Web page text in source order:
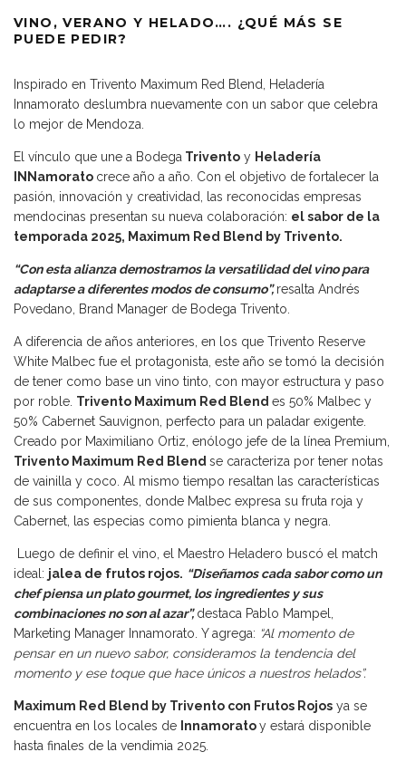
VINO, VERANO Y HELADO…. ¿QUÉ MÁS SE
PUEDE PEDIR?
Inspirado en Trivento Maximum Red Blend, Heladería
Innamorato deslumbra nuevamente con un sabor que celebra
lo mejor de Mendoza.
El vínculo que une a Bodega Trivento y Heladería
INNamorato crece año a año. Con el objetivo de fortalecer la
pasión, innovación y creatividad, las reconocidas empresas
mendocinas presentan su nueva colaboración: el sabor de la
temporada 2025, Maximum Red Blend by Trivento.
“Con esta alianza demostramos la versatilidad del vino para
adaptarse a diferentes modos de consumo”,resalta Andrés
Povedano, Brand Manager de Bodega Trivento.
A diferencia de años anteriores, en los que Trivento Reserve
White Malbec fue el protagonista, este año se tomó la decisión
de tener como base un vino tinto, con mayor estructura y paso
por roble. Trivento Maximum Red Blend es 50% Malbec y
50% Cabernet Sauvignon, perfecto para un paladar exigente.
Creado por Maximiliano Ortiz, enólogo jefe de la línea Premium,
Trivento Maximum Red Blend se caracteriza por tener notas
de vainilla y coco. Al mismo tiempo resaltan las características
de sus componentes, donde Malbec expresa su fruta roja y
Cabernet, las especias como pimienta blanca y negra.
Luego de definir el vino, el Maestro Heladero buscó el match
ideal: jalea de frutos rojos. “Diseñamos cada sabor como un
chef piensa un plato gourmet, los ingredientes y sus
combinaciones no son al azar”,destaca Pablo Mampel,
Marketing Manager Innamorato. Y agrega: “Al momento de
pensar en un nuevo sabor, consideramos la tendencia del
momento y ese toque que hace únicos a nuestros helados”.
Maximum Red Blend by Trivento con Frutos Rojos ya se
encuentra en los locales de Innamoratoy estará disponible
hasta finales de la vendimia 2025.